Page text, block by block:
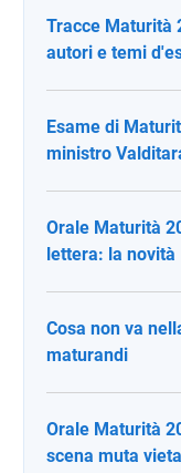
Tracce Maturità
autori e temi
Esame di
ministro
Orale Maturità
lettera: la novità
Cosa non va
maturandi
Orale Maturità
scena muta